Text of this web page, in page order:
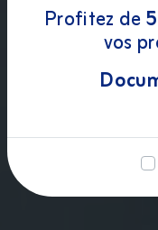
Profitez de
vos